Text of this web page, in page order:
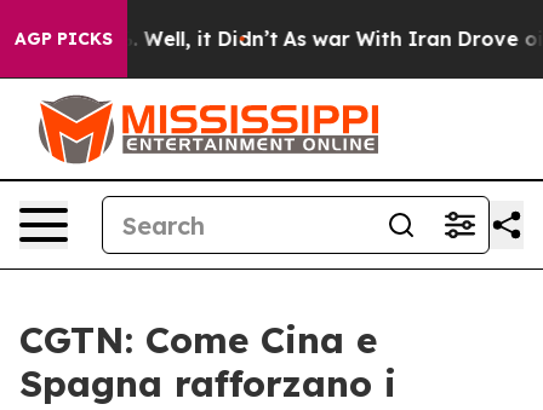
AGP PICKS
40%. Well, it Didn’t As war With Iran Drove oil
CGTN: Come Cina e
Spagna rafforzano i